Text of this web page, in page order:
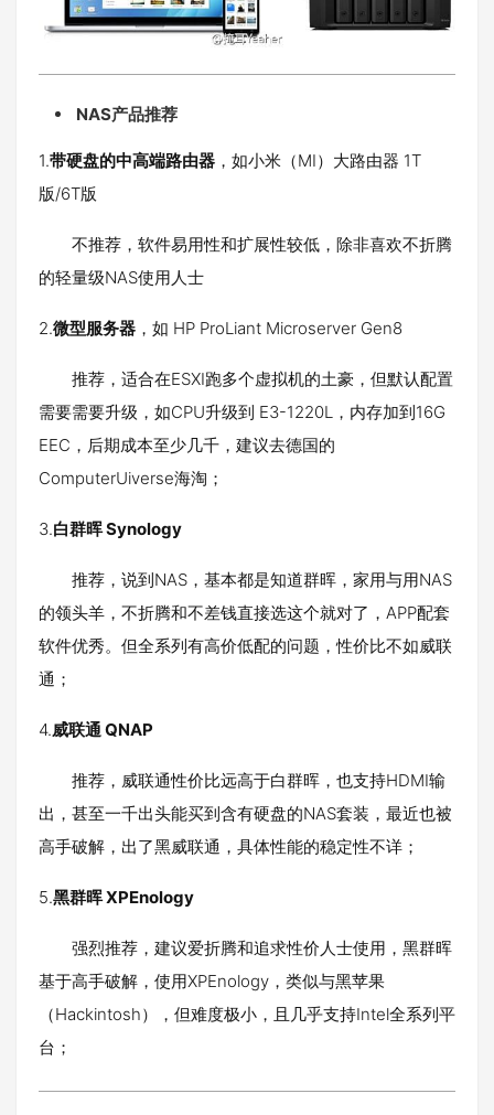
NAS产品推荐
1.带硬盘的中高端路由器 ，如小米（MI）大路由器 1T
版/6T版
不推荐，软件易用性和扩展性较低，除非喜欢不折腾
的轻量级NAS使用人士
2.微型服务器 ，如 HP ProLiant Microserver Gen8
推荐，适合在ESXI跑多个虚拟机的土豪，但默认配置
需要需要升级，如CPU升级到 E3-1220L，内存加到16G
EEC，后期成本至少几千，建议去德国的
ComputerUiverse海淘；
3.白群晖 Synology
推荐，说到NAS，基本都是知道群晖，家用与用NAS
的领头羊，不折腾和不差钱直接选这个就对了，APP配套
软件优秀。但全系列有高价低配的问题，性价比不如威联
通；
4.威联通 QNAP
推荐，威联通性价比远高于白群晖，也支持HDMI输
出，甚至一千出头能买到含有硬盘的NAS套装，最近也被
高手破解，出了黑威联通，具体性能的稳定性不详；
5.黑群晖 XPEnology
强烈推荐，建议爱折腾和追求性价人士使用，黑群晖
基于高手破解，使用XPEnology，类似与黑苹果
（Hackintosh），但难度极小，且几乎支持Intel全系列平
台；